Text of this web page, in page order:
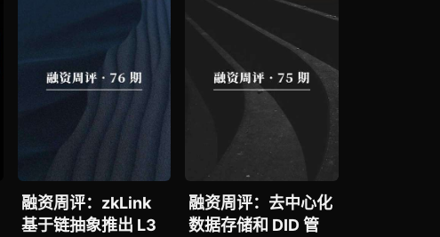
L2 网络 DuckChain
能否成为 TON 生态
扩张的核心桥梁？
融资周评：zkLink
基于链抽象推出 L3
融资周评：去中心化
数据存储和 DID 管